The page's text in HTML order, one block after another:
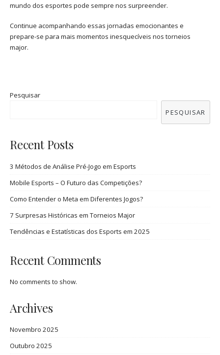
mundo dos esportes pode sempre nos surpreender.
Continue acompanhando essas jornadas emocionantes e
prepare-se para mais momentos inesquecíveis nos torneios
major.
Pesquisar
PESQUISAR
Recent Posts
3 Métodos de Análise Pré-Jogo em Esports
Mobile Esports – O Futuro das Competições?
Como Entender o Meta em Diferentes Jogos?
7 Surpresas Históricas em Torneios Major
Tendências e Estatísticas dos Esports em 2025
Recent Comments
No comments to show.
Archives
Novembro 2025
Outubro 2025